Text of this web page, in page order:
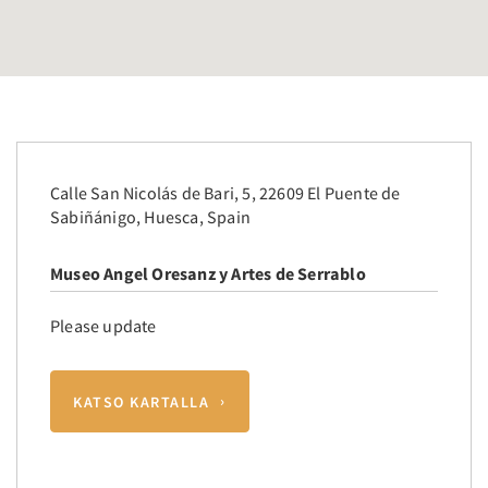
Calle San Nicolás de Bari, 5, 22609 El Puente de
Sabiñánigo, Huesca, Spain
Museo Angel Oresanz y Artes de Serrablo
Please update
KATSO KARTALLA